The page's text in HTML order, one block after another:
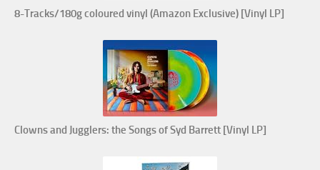
8-Tracks/180g coloured vinyl (Amazon Exclusive) [Vinyl LP]
Clowns and Jugglers: the Songs of Syd Barrett [Vinyl LP]